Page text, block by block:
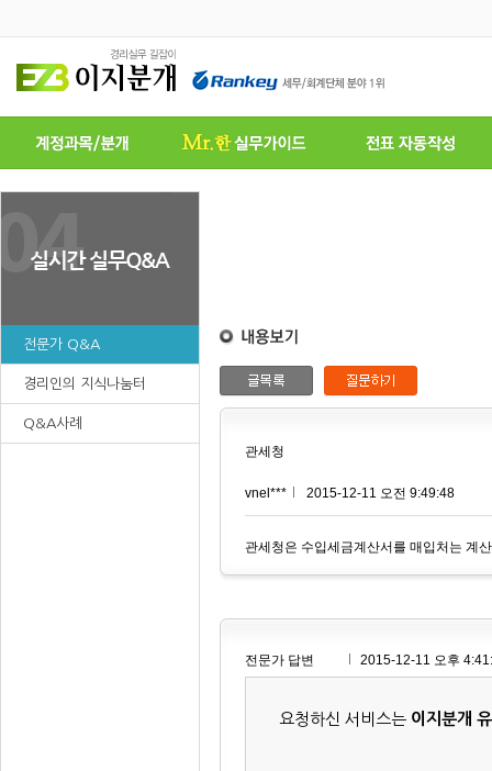
전문가 Q&A
경리인의 지식나눔터
Q&A사례
관세청
vnel*** 2015-12-11 오전 9:49:48
관세청은 수입세금계산서를 매입처는 계
전문가 답변 2015-12-11 오후
요청하신 서비스는 이지분개